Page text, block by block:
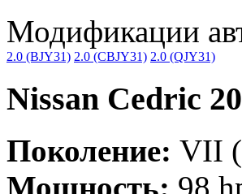
Модификации
2.0 (BJY31) 2.0 (CBJY31) 2.0 (QJY31)
Nissan Cedric
Поколение: VII